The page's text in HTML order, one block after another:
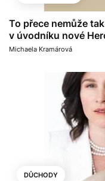
To přece nemůže
v úvodníku nové
Michaela Kramárová
DŮCHODY